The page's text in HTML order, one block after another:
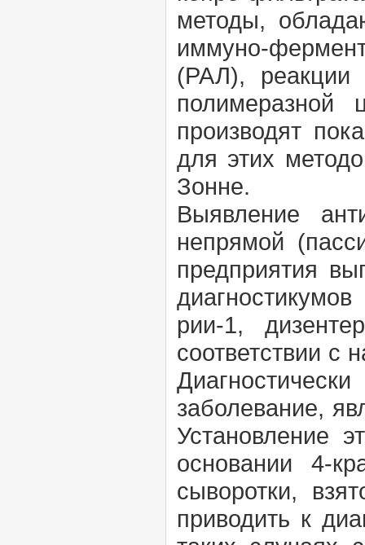
методы,
иммуно-
(РАЛ), реакции
полимеразной
производят
для этих
Зонне.
Выявление
непрямой
предприятия
рии-1,
соответствии с
заболевание,
Установление
основании 4-
сыворотки,
приводить к